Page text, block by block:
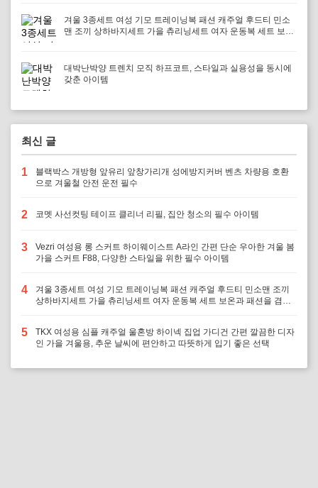
겨울 3종세트 여성 기모 트레이닝복 패션 캐주얼 후드티 민소
맨 조끼 상하바지세트 가을 츄리닝세트 여자 운동복 세트 보온
대박난박양 트렌치 모직 하프코트, 스타일과 실용성을 동시에
갖춘 아이템
최신 글
1
블랙박스 개방형 앞유리 앞창가리개 성에방지커버 벤츠 차량용 호환
으로 겨울철 안전 운전 필수
2 코멧 사선컷팅 테이프 클리너 리필, 집안 청소의 필수 아이템
3
Vezri 여성용 롱 스커트 하이웨이스트 A라인 간편 단순 우아한 겨울 봄
가을 스커트 F88, 다양한 스타일을 위한 필수 아이템
4
겨울 3종세트 여성 기모 트레이닝복 패션 캐주얼 후드티 민소맨 조끼
상하바지세트 가을 츄리닝세트 여자 운동복 세트 보온과 패션을 겸비,
5
TKX 여성용 심플 캐주얼 울혼방 하이넥 집업 가디건 간편 깔끔한 디자
인 가을 겨울용, 추운 날씨에 편안하고 따뜻하게 입기 좋은 선택